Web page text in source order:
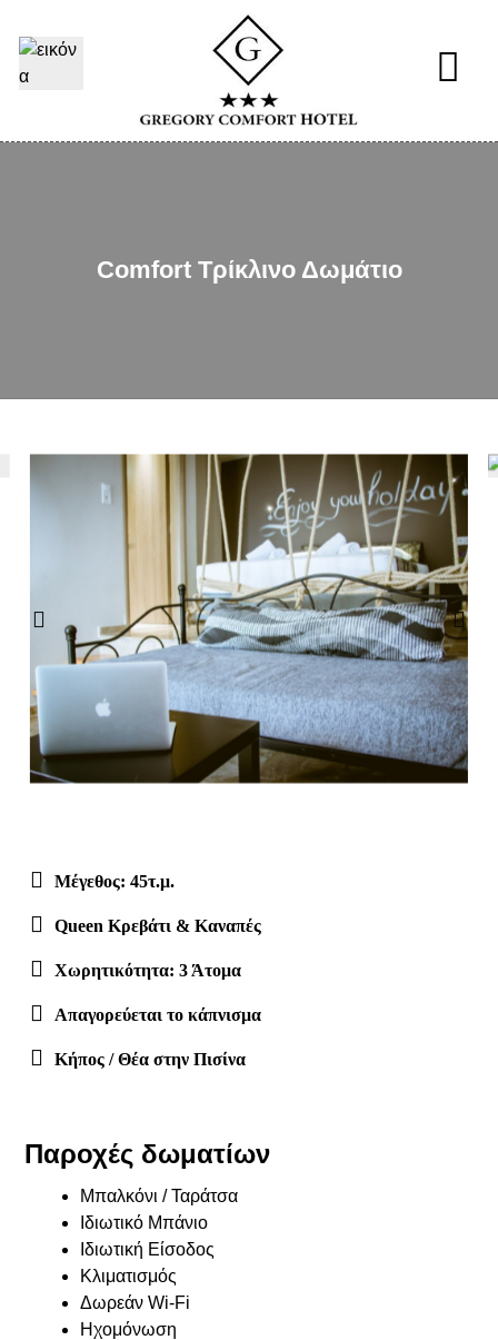
Comfort Τρίκλινο Δωμάτιο
Μέγεθος: 45τ.μ.
Queen Kρεβάτι & Καναπές
Χωρητικότητα: 3 Άτομα
Απαγορεύεται το κάπνισμα
Κήπος / Θέα στην Πισίνα
Παροχές δωματίων
Μπαλκόνι / Ταράτσα
Ιδιωτικό Μπάνιο
Ιδιωτική Είσοδος
Κλιματισμός
Δωρεάν Wi-Fi
Ηχομόνωση